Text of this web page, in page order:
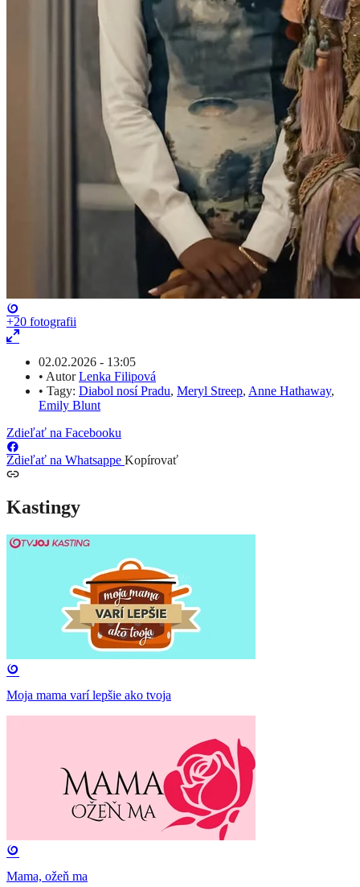
+20 fotografii
02.02.2026 - 13:05
• AutorLenka Filipová
• Tagy: Diabol nosí Pradu, Meryl Streep, Anne Hathaway,
Emily Blunt
Zdieľať na Facebooku
Zdieľať na Whatsappe Kopírovať
Kastingy
Moja mama varí lepšie ako tvoja
Mama, ožeň ma